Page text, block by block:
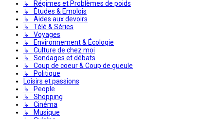
↳ Régimes et Problèmes de poids
↳ Études & Emplois
↳ Aides aux devoirs
↳ Télé & Séries
↳ Voyages
↳ Environnement & Écologie
↳ Culture de chez moi
↳ Sondages et débats
↳ Coup de coeur & Coup de gueule
↳ Politique
Loisirs et passions
↳ People
↳ Shopping
↳ Cinéma
↳ Musique